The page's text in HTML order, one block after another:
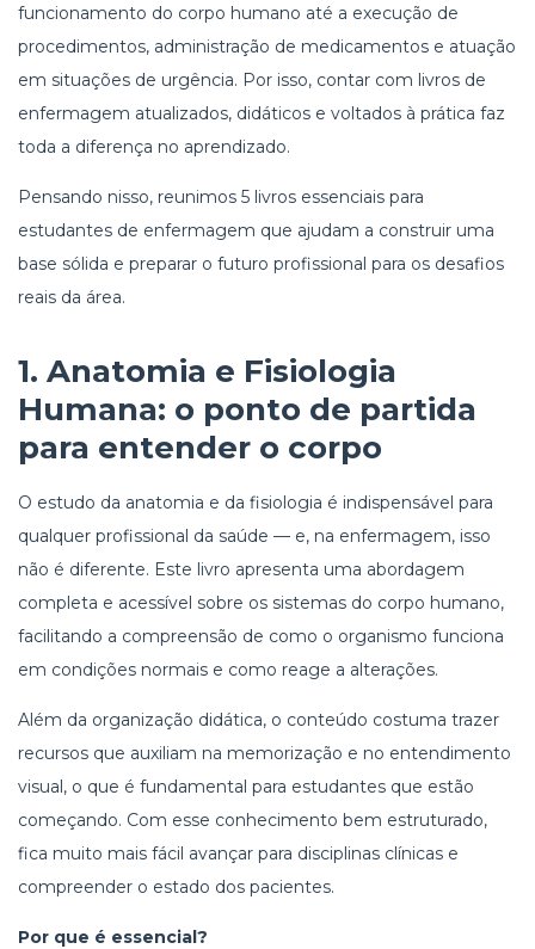
funcionamento do corpo humano até a execução de
procedimentos, administração de medicamentos e atuação
em situações de urgência. Por isso, contar com livros de
enfermagem atualizados, didáticos e voltados à prática faz
toda a diferença no aprendizado.
Pensando nisso, reunimos 5 livros essenciais para
estudantes de enfermagem que ajudam a construir uma
base sólida e preparar o futuro profissional para os desafios
reais da área.
1. Anatomia e Fisiologia
Humana: o ponto de partida
para entender o corpo
O estudo da anatomia e da fisiologia é indispensável para
qualquer profissional da saúde — e, na enfermagem, isso
não é diferente. Este livro apresenta uma abordagem
completa e acessível sobre os sistemas do corpo humano,
facilitando a compreensão de como o organismo funciona
em condições normais e como reage a alterações.
Além da organização didática, o conteúdo costuma trazer
recursos que auxiliam na memorização e no entendimento
visual, o que é fundamental para estudantes que estão
começando. Com esse conhecimento bem estruturado,
fica muito mais fácil avançar para disciplinas clínicas e
compreender o estado dos pacientes.
Por que é essencial?